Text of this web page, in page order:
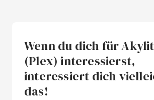
Wenn du dich für
(Plex) interessierst,
interessiert dich
das!